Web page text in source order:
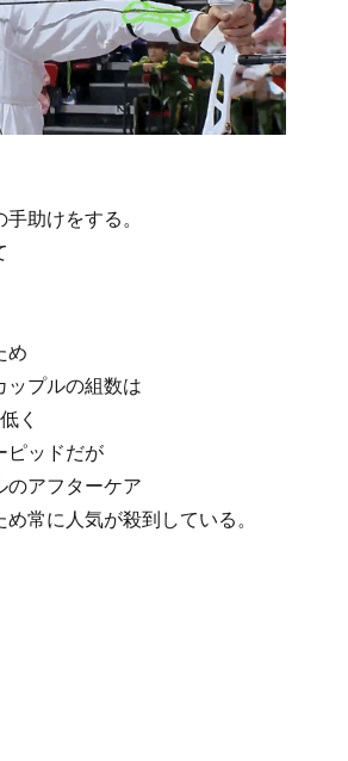
助けをする。
め
ップルの組数は
く
ピッドだが
のアフターケア
常に人気が殺到している。